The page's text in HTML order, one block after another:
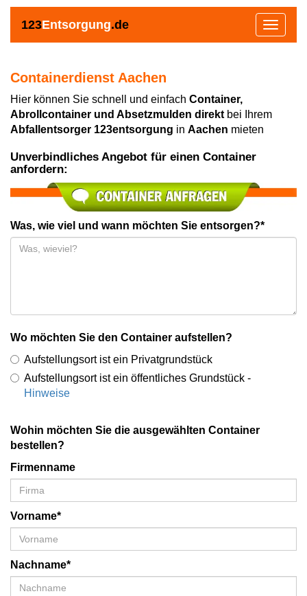
123Entsorgung.de
Toggle
Containerdienst Aachen
Hier können Sie schnell und einfach Container,
Abrollcontainer und Absetzmulden direkt bei Ihrem
Abfallentsorger 123entsorgung in Aachen mieten
Unverbindliches Angebot für einen Container
anfordern:
Was, wie viel und wann möchten Sie entsorgen?*
Wo möchten Sie den Container aufstellen?
Aufstellungsort ist ein Privatgrundstück
Aufstellungsort ist ein öffentliches Grundstück -
Hinweise
Wohin möchten Sie die ausgewählten Container
bestellen?
Firmenname
Vorname*
Nachname*